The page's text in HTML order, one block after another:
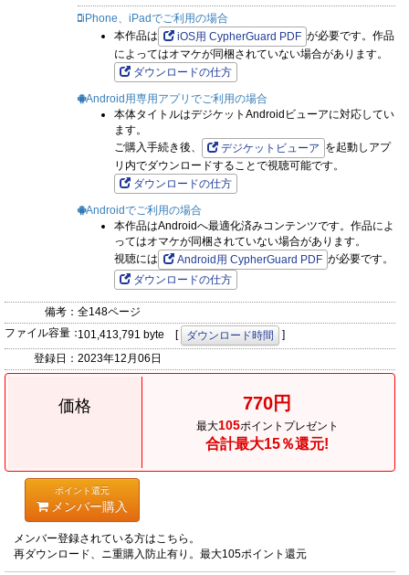
iPhone、iPadでご利用の場合
本作品は
iOS用 CypherGuard PDF が必要です。作品
によってはオマケが同梱されていない場合があります。
ダウンロードの仕方
Android用専用アプリでご利用の場合
本体タイトルはデジケットAndroidビューアに対応してい
ます。
ご購入手続き後、
デジケットビューア を起動しアプ
リ内でダウンロードすることで視聴可能です。
ダウンロードの仕方
Androidでご利用の場合
本作品はAndroidへ最適化済みコンテンツです。作品によ
ってはオマケが同梱されていない場合があります。
視聴には
Android用 CypherGuard PDF が必要です。
ダウンロードの仕方
備考： 全148ページ
ファイル容量：101,413,791 byte [ ダウンロード時間
]
登録日： 2023年12月06日
価格 770円
最大105ポイントプレゼント
合計最大15％還元!
ポイント還元
メンバー購入
メンバー登録されている方はこちら。
再ダウンロード、ニ重購入防止有り。最大105ポイント還元